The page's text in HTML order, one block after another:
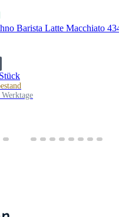
Barista Latte Macchiato